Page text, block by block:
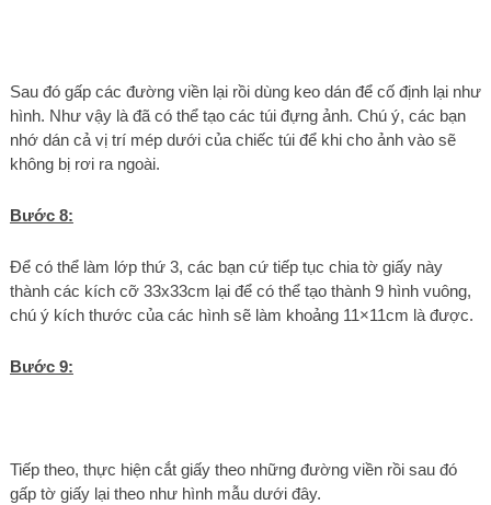
Sau đó gấp các đường viền lại rồi dùng keo dán để cố định lại như
hình. Như vậy là đã có thể tạo các túi đựng ảnh. Chú ý, các bạn
nhớ dán cả vị trí mép dưới của chiếc túi để khi cho ảnh vào sẽ
không bị rơi ra ngoài.
Bước 8:
Để có thể làm lớp thứ 3, các bạn cứ tiếp tục chia tờ giấy này
thành các kích cỡ 33x33cm lại để có thể tạo thành 9 hình vuông,
chú ý kích thước của các hình sẽ làm khoảng 11×11cm là được.
Bước 9:
Tiếp theo, thực hiện cắt giấy theo những đường viền rồi sau đó
gấp tờ giấy lại theo như hình mẫu dưới đây.